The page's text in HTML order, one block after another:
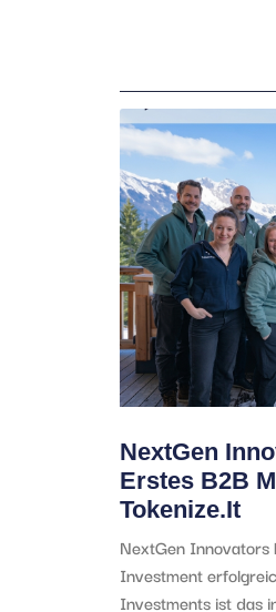
NextGen
Erstes B2B
Tokenize.it
NextGen
Investment
Investments ist das